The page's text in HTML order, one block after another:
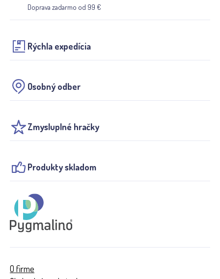
Doprava zadarmo od 99 €
Rýchla expedícia
Osobný odber
Zmysluplné hračky
Produkty skladom
O firme